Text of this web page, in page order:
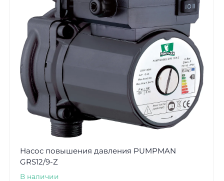
Насос повышения давления PUMPMAN
GRS12/9-Z
В наличии